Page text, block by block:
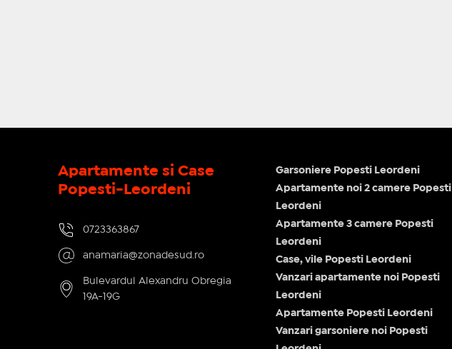
Apartamente si Case
Popesti-Leordeni
0723363867
anamaria@zonadesud.ro
Bulevardul Alexandru Obregia
19A-19G
Garsoniere Popesti Leordeni
Apartamente noi 2 camere Popesti
Leordeni
Apartamente 3 camere Popesti
Leordeni
Case, vile Popesti Leordeni
Vanzari apartamente noi Popesti
Leordeni
Apartamente Popesti Leordeni
Vanzari garsoniere noi Popesti